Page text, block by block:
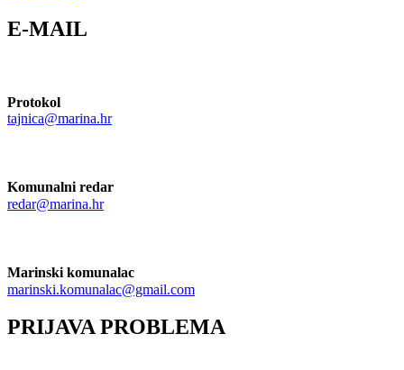
E-MAIL
Protokol
tajnica@marina.hr
Komunalni redar
redar@marina.hr
Marinski komunalac
marinski.komunalac@gmail.com
PRIJAVA PROBLEMA